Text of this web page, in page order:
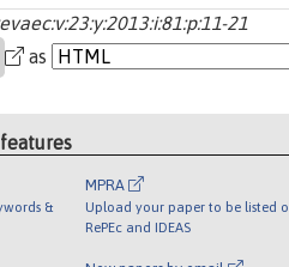
21
as
&
MPRA
Upload your paper to be listed
RePEc and IDEAS